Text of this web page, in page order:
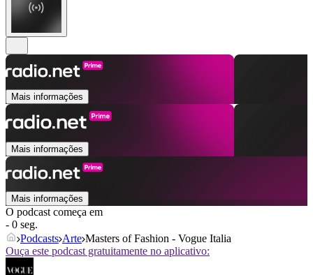
Mais informações
Mais informações
Mais informações
O podcast começa em
- 0 seg.
Podcasts Arte Masters of Fashion - Vogue Italia
Ouça este podcast gratuitamente no aplicativo: